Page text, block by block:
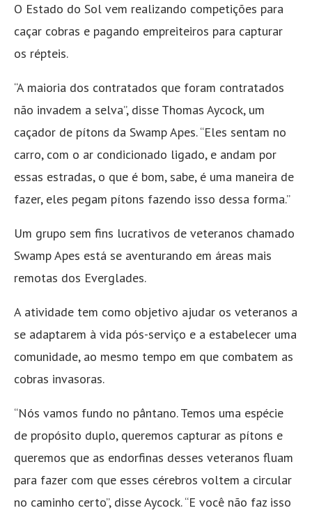
O Estado do Sol vem realizando competições para
caçar cobras e pagando empreiteiros para capturar
os répteis.
“A maioria dos contratados que foram contratados
não invadem a selva”, disse Thomas Aycock, um
caçador de pítons da Swamp Apes. “Eles sentam no
carro, com o ar condicionado ligado, e andam por
essas estradas, o que é bom, sabe, é uma maneira de
fazer, eles pegam pítons fazendo isso dessa forma.”
Um grupo sem fins lucrativos de veteranos chamado
Swamp Apes está se aventurando em áreas mais
remotas dos Everglades.
A atividade tem como objetivo ajudar os veteranos a
se adaptarem à vida pós-serviço e a estabelecer uma
comunidade, ao mesmo tempo em que combatem as
cobras invasoras.
“Nós vamos fundo no pântano. Temos uma espécie
de propósito duplo, queremos capturar as pítons e
queremos que as endorfinas desses veteranos fluam
para fazer com que esses cérebros voltem a circular
no caminho certo”, disse Aycock. “E você não faz isso